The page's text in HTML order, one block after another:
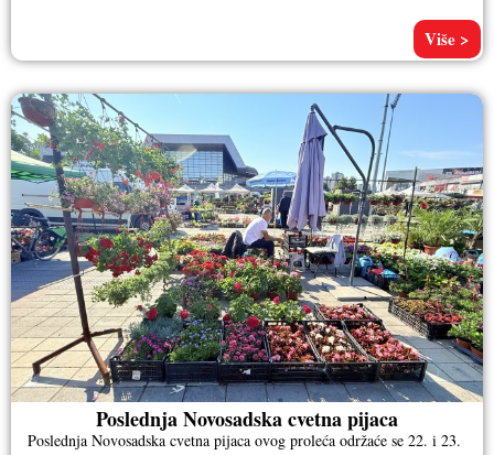
Više >
Poslednja Novosadska cvetna pijaca
Poslednja Novosadska cvetna pijaca ovog proleća održaće se 22. i 23.